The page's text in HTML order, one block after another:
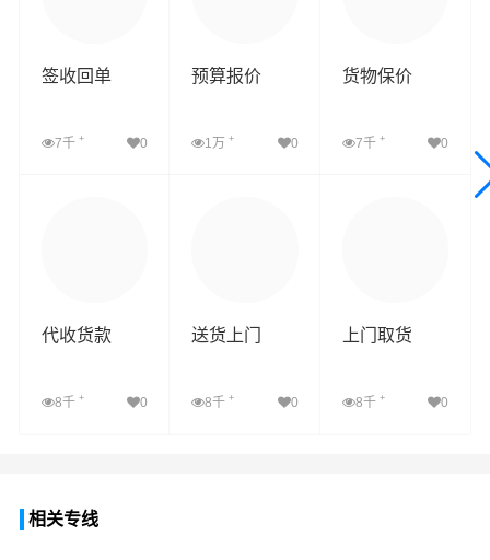
签收回单
7千 + 0
预算报价
1万+ 0
货物保价
7千 + 0
代收货款
8千 + 0
送货上门
8千+ 0
上门取货
8千 + 0
相关专线